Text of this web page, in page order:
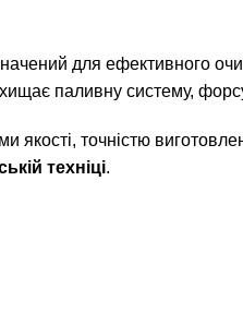
для ефективного
паливну систему,
якості, точністю
техніці.